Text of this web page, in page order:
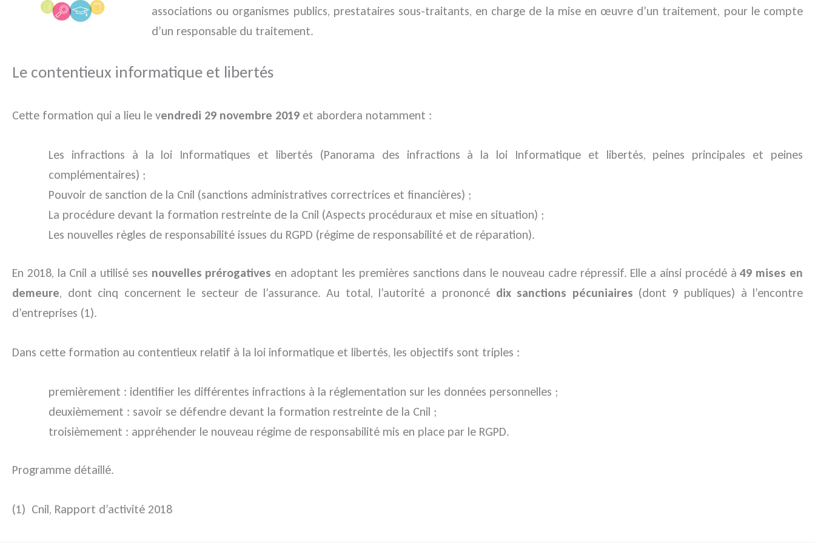
associations ou organismes publics, prestataires sous-traitants, en charge de la mise en œuvre d’un traitement, pour le compte
d’un responsable du traitement.
Le contentieux informatique et libertés
Cette formation qui a lieu le vendredi 29 novembre 2019 et abordera notamment :
Les infractions à la loi Informatiques et libertés (Panorama des infractions à la loi Informatique et libertés, peines principales et peines
complémentaires) ;
Pouvoir de sanction de la Cnil (sanctions administratives correctrices et financières) ;
La procédure devant la formation restreinte de la Cnil (Aspects procéduraux et mise en situation) ;
Les nouvelles règles de responsabilité issues du RGPD (régime de responsabilité et de réparation).
En 2018, la Cnil a utilisé ses nouvelles prérogatives en adoptant les premières sanctions dans le nouveau cadre répressif. Elle a ainsi procédé à49 mises en
demeure, dont cinq concernent le secteur de l’assurance. Au total, l’autorité a prononcé dix sanctions pécuniaires (dont 9 publiques) à l’encontre
d’entreprises (1).
Dans cette formation au contentieux relatif à la loi informatique et libertés, les objectifs sont triples :
premièrement : identifier les différentes infractions à la réglementation sur les données personnelles ;
deuxièmement : savoir se défendre devant la formation restreinte de la Cnil ;
troisièmement : appréhender le nouveau régime de responsabilité mis en place par le RGPD.
Programme détaillé.
(1) Cnil, Rapport d’activité 2018